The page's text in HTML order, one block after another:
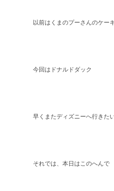
以前はくまのプーさんのケー
今回はドナルドダック
早くまたディズニーへ行きた
それでは、本日はこのへんで